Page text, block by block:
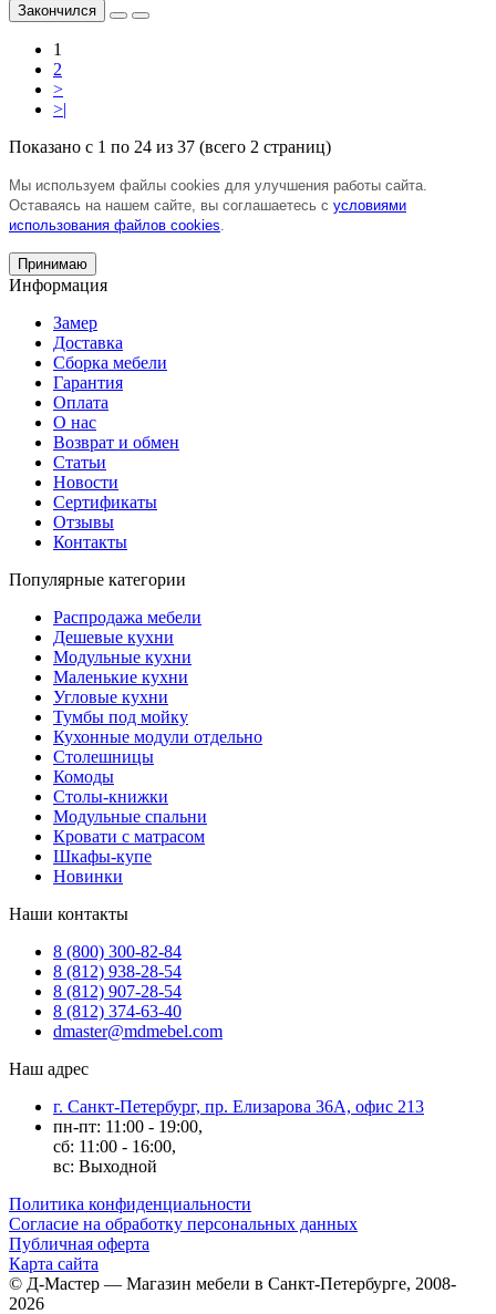
Закончился
1
2
>
>|
Показано с 1 по 24 из 37 (всего 2 страниц)
Мы используем файлы cookies для улучшения работы сайта.
Оставаясь на нашем сайте, вы соглашаетесь с условиями
использования файлов cookies.
Принимаю
Информация
Замер
Доставка
Сборка мебели
Гарантия
Оплата
О нас
Возврат и обмен
Статьи
Новости
Сертификаты
Отзывы
Контакты
Популярные категории
Распродажа мебели
Дешевые кухни
Модульные кухни
Маленькие кухни
Угловые кухни
Тумбы под мойку
Кухонные модули отдельно
Столешницы
Комоды
Столы-книжки
Модульные спальни
Кровати с матрасом
Шкафы-купе
Новинки
Наши контакты
8 (800) 300-82-84
8 (812) 938-28-54
8 (812) 907-28-54
8 (812) 374-63-40
dmaster@mdmebel.com
Наш адрес
г. Санкт-Петербург, пр. Елизарова 36А, офис 213
пн-пт: 11:00 - 19:00,
сб: 11:00 - 16:00,
вс: Выходной
Политика конфиденциальности
Согласие на обработку персональных данных
Публичная оферта
Карта сайта
© Д-Мастер — Магазин мебели в Санкт-Петербурге, 2008-
2026